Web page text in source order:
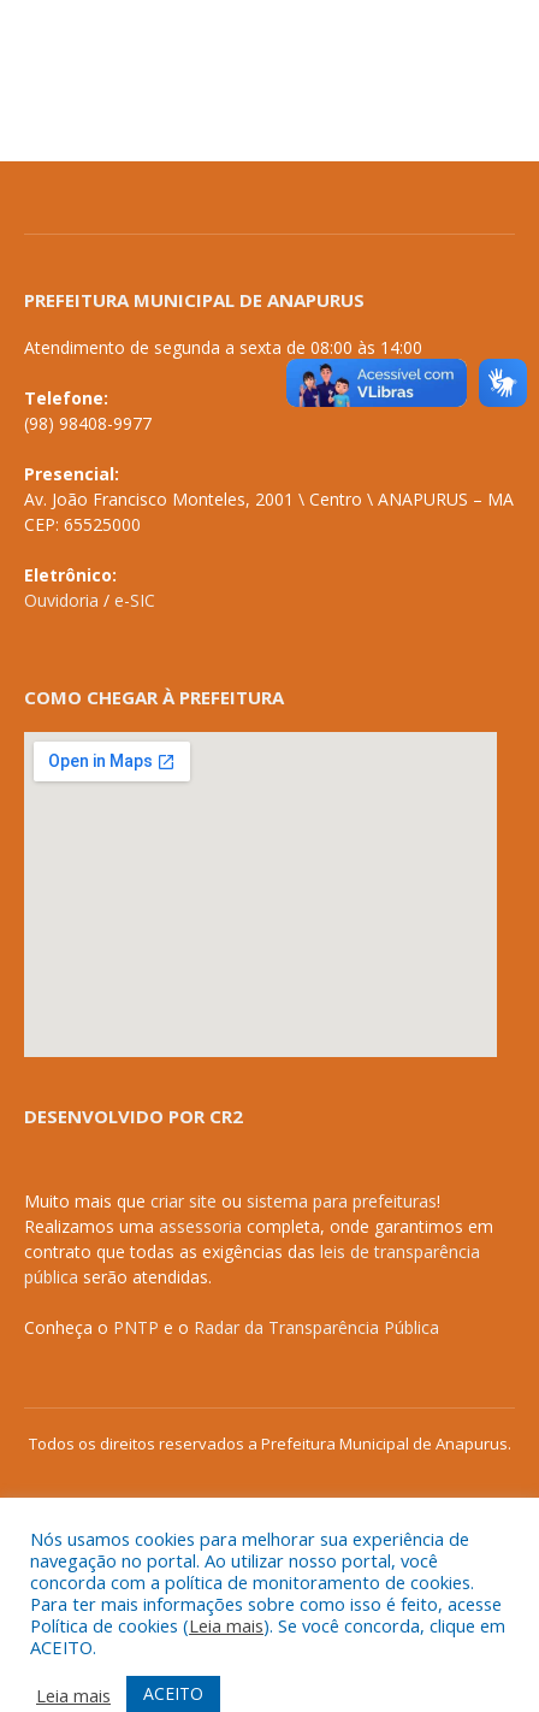
PREFEITURA MUNICIPAL DE ANAPURUS
Atendimento de segunda a sexta de 08:00 às 14:00
Telefone:
(98) 98408-9977
Presencial:
Av. João Francisco Monteles, 2001 \ Centro \ ANAPURUS – MA
CEP: 65525000
Eletrônico:
Ouvidoria / e-SIC
COMO CHEGAR À PREFEITURA
DESENVOLVIDO POR CR2
Muito mais que criar site ou sistema para prefeituras!
Realizamos uma assessoria completa, onde garantimos em
contrato que todas as exigências das leis de transparência
pública serão atendidas.
Conheça o PNTP e o Radar da Transparência Pública
Todos os direitos reservados a Prefeitura Municipal de Anapurus.
Mapa do Site
Acessar Área Administrativa
Acessar o Webmail
Nós usamos cookies para melhorar sua experiência de
navegação no portal. Ao utilizar nosso portal, você
concorda com a política de monitoramento de cookies.
Para ter mais informações sobre como isso é feito, acesse
Política de cookies (Leia mais). Se você concorda, clique em
ACEITO.
Leia mais
ACEITO